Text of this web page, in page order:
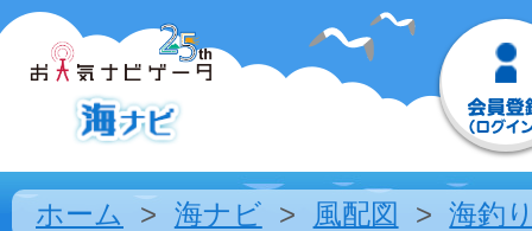
ホーム 海ナビ 風配図 海釣